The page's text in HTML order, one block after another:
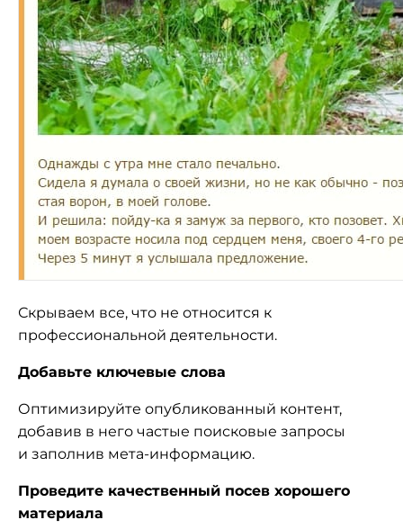
Скрываем все, что не относится к
профессиональной деятельности.
Добавьте ключевые слова
Оптимизируйте опубликованный контент,
добавив в него частые поисковые запросы
и заполнив мета-информацию.
Проведите качественный посев хорошего
материала